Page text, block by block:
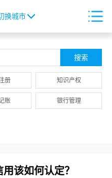
换城市
册 知识产权
账 银行管理
该如何认定？